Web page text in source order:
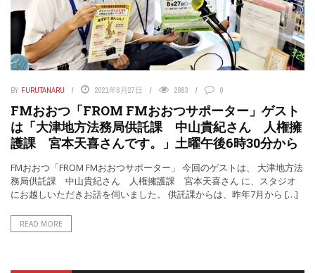
BY FURUTANARU 2021年8月27日 2883 0
FMおおつ「FROM FMおおつサポーター」ゲスト
は「大津地方法務局供託課 中山貴紀さん 人権擁
護課 宮本天喜さんです。」土曜午後6時30分から
FMおおつ「FROM FMおおつサポーター」 今回のゲストは、 大津地方法
務局供託課 中山貴紀さん 人権擁護課 宮本天喜さん に、スタジオ
にお越しいただきお話を伺いました。 供託課からは、昨年7月から […]
READ MORE